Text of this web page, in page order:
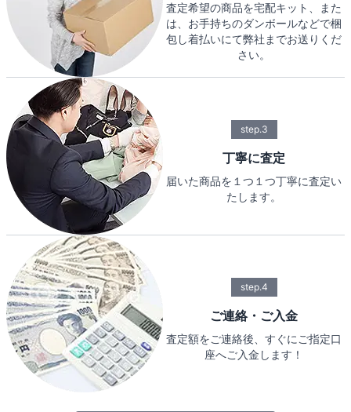
査定希望の商品を宅配キット、また
は、お手持ちのダンボールなどで梱
包し着払いにて弊社までお送りくだ
さい。
step.3
丁寧に査定
届いた商品を１つ１つ丁寧に査定い
たします。
step.4
ご連絡・ご入金
査定額をご連絡後、すぐにご指定口
座へご入金します！